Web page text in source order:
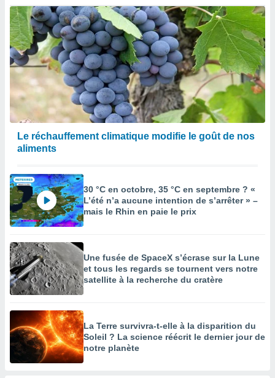
Le réchauffement climatique modifie le goût de nos
aliments
30 °C en octobre, 35 °C en septembre ? «
L’été n’a aucune intention de s’arrêter » –
mais le Rhin en paie le prix
Une fusée de SpaceX s’écrase sur la Lune
et tous les regards se tournent vers notre
satellite à la recherche du cratère
La Terre survivra-t-elle à la disparition du
Soleil ? La science réécrit le dernier jour de
notre planète